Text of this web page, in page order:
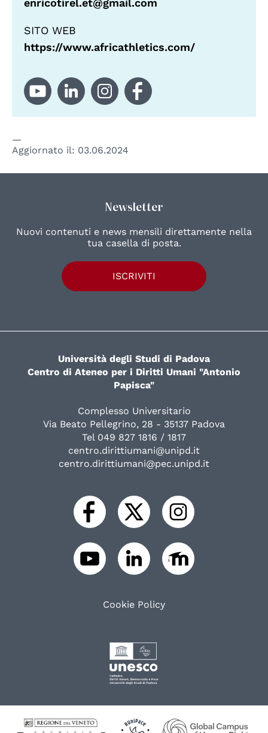
enricotirel.et@gmail.com
SITO WEB
https://www.africathletics.com/
Aggiornato il: 03.06.2024
Newsletter
Nuovi contenuti e news mensili direttamente nella
tua casella di posta.
ISCRIVITI
Università degli Studi di Padova
Centro di Ateneo per i Diritti Umani "Antonio
Papisca"
Complesso Universitario
Via Beato Pellegrino, 28 - 35137 Padova
Tel 049 827 1816 / 1817
centro.dirittiumani@unipd.it
centro.dirittiumani@pec.unipd.it
Cookie Policy